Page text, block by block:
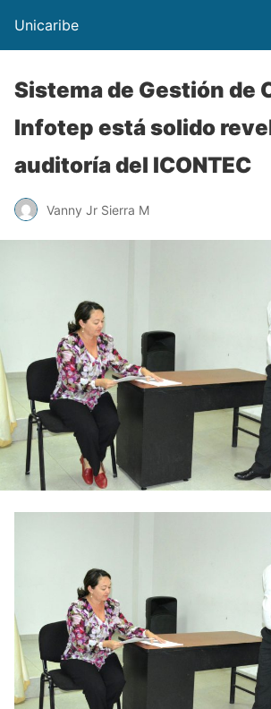
Unicaribe
Sistema de Gestión de
Infotep está solido
auditoría del ICONTEC
Vanny Jr Sierra M